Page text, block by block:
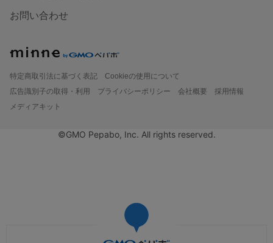
お問い合わせ
特定商取引法に基づく表記
Cookieの使用について
広告識別子の取得・利用
プライバシーポリシー 会社概要
採用情報
メディアキット
©GMO Pepabo, Inc. All rights reserved.